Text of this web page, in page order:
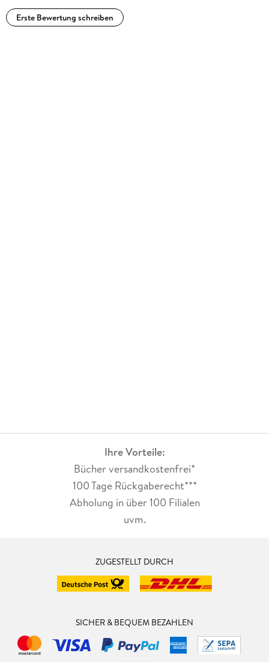
Erste Bewertung schreiben
Ihre Vorteile:
Bücher versandkostenfrei*
100 Tage Rückgaberecht***
Abholung in über 100 Filialen
uvm.
ZUGESTELLT DURCH
SICHER & BEQUEM BEZAHLEN